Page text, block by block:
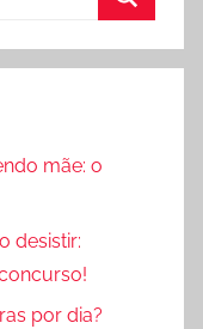
mãe: o
desistir:
por dia?